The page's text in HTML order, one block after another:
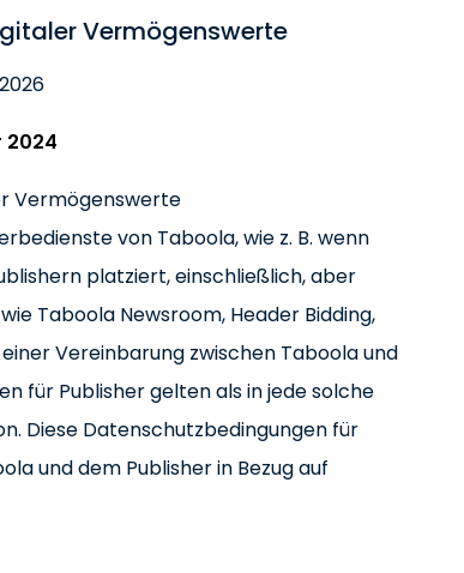
Vermögenswerte
2024
Vermögenswerte
von Taboola, wie z. B. wenn
platziert, einschließlich, aber
Taboola Newsroom, Header Bidding,
Vereinbarung zwischen Taboola und
für Publisher gelten als in jede solche
Diese Datenschutzbedingungen für
und dem Publisher in Bezug auf